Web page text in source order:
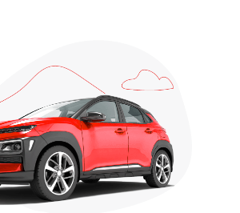
включаючи
повідомлення про
страхового випадку
поважних причин та
сплату страхової
або її наступної частини
про можливість
страховий продукт
якщо такий продукт